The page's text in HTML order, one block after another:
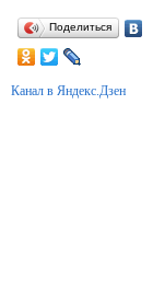
Поделиться
Канал в Яндекс.Дзен